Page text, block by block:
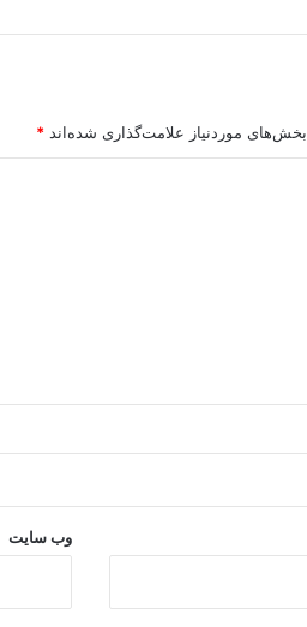
بخش‌های موردنیاز علامت‌گذاری شده‌اند *
وب‌ سایت